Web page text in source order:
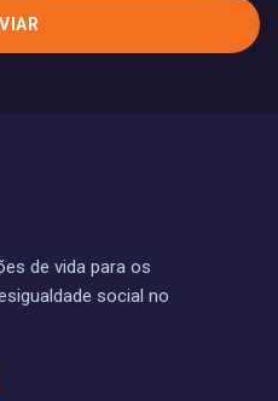
de vida para os
social no